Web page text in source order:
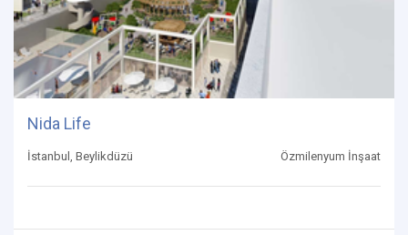
Nida Life
İstanbul, Beylikdüzü Özmilenyum İnşaat